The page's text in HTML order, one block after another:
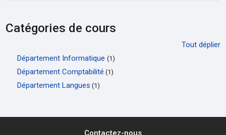
Catégories de cours
Tout déplier
Département Informatique(1)
Département Comptabilité (1)
Département Langues (1)
Contactez-nous